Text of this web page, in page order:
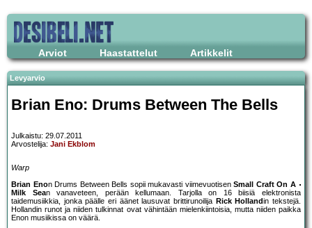
Arviot Haastattelut Artikkelit
Levyarvio
Brian Eno: Drums Between The Bells
Julkaistu: 29.07.2011
Arvostelija: Jani Ekblom
Warp
Brian Enon Drums Between Bells sopii mukavasti viimevuotisenSmall Craft On A
Milk Sean vanaveteen, perään kellumaan. Tarjolla on 16 biisiä elektronista
taidemusiikkia, jonka päälle eri äänet lausuvat brittirunoilija Rick Hollandin tekstejä.
Hollandin runot ja niiden tulkinnat ovat vähintään mielenkiintoisia, mutta niiden paikka
Enon musiikissa on väärä.